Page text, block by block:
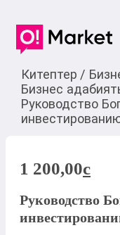
Китептер /
Бизнес
Руководство
1 200,00c
Руководство